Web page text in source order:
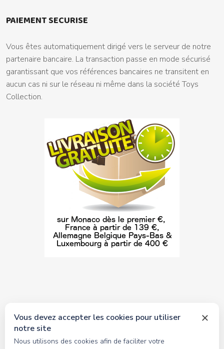
PAIEMENT SECURISE
Vous êtes automatiquement dirigé vers le serveur de notre
partenaire bancaire. La transaction passe en mode sécurisé
garantissant que vos références bancaires ne transitent en
aucun cas ni sur le réseau ni même dans la société Toys
Collection.
© 2026 tous droits réservés Toyscollection. Réalisation
oceanesoft.com
Vous devez accepter les cookies pour utiliser
notre site
Nous utilisons des cookies afin de faciliter votre